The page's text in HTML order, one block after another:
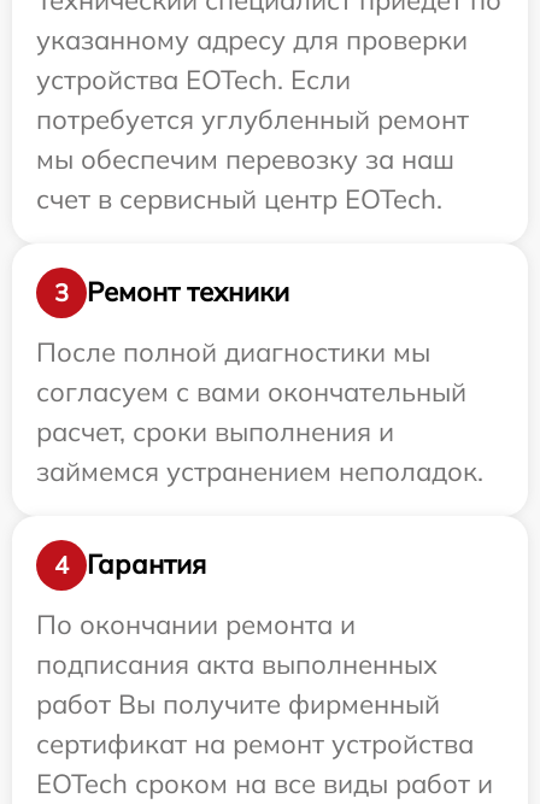
указанному адресу для проверки
устройства EOTech. Если
потребуется углубленный ремонт
мы обеспечим перевозку за наш
счет в сервисный центр EOTech.
3
Ремонт техники
После полной диагностики мы
согласуем с вами окончательный
расчет, сроки выполнения и
займемся устранением неполадок.
4
Гарантия
По окончании ремонта и
подписания акта выполненных
работ Вы получите фирменный
сертификат на ремонт устройства
EOTech сроком на все виды работ и